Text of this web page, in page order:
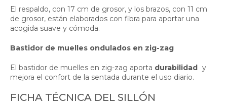
El respaldo, con 17 cm de grosor, y los brazos, con 11 cm
de grosor, están elaborados con fibra para aportar una
acogida suave y cómoda.
Bastidor de muelles ondulados en zig-zag
El bastidor de muelles en zig-zag aporta durabilidad
y
mejora el confort de la sentada durante el uso diario.
FICHA TÉCNICA DEL SILLÓN